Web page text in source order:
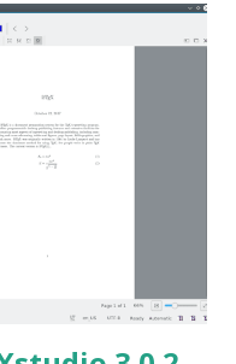
relacionados ao
muita Paz, Saúde
pode ajudar
postagens, indicando o
um doação pelo